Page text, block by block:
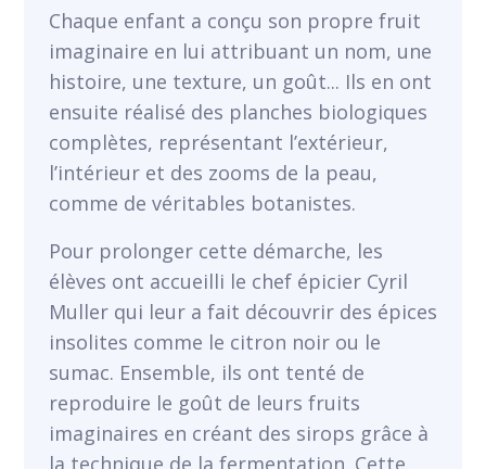
Chaque enfant a conçu son propre fruit
imaginaire en lui attribuant un nom, une
histoire, une texture, un goût... Ils en ont
ensuite réalisé des planches biologiques
complètes, représentant l’extérieur,
l’intérieur et des zooms de la peau,
comme de véritables botanistes.
Pour prolonger cette démarche, les
élèves ont accueilli le chef épicier Cyril
Muller qui leur a fait découvrir des épices
insolites comme le citron noir ou le
sumac. Ensemble, ils ont tenté de
reproduire le goût de leurs fruits
imaginaires en créant des sirops grâce à
la technique de la fermentation. Cette